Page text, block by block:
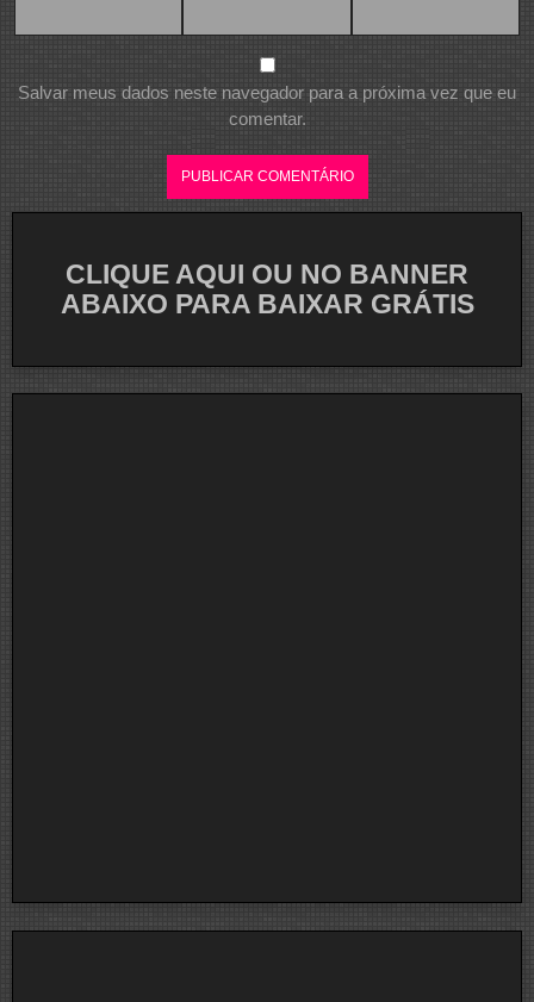
Salvar meus dados neste navegador para a próxima vez que eu
comentar.
CLIQUE AQUI OU NO BANNER
ABAIXO PARA BAIXAR GRÁTIS